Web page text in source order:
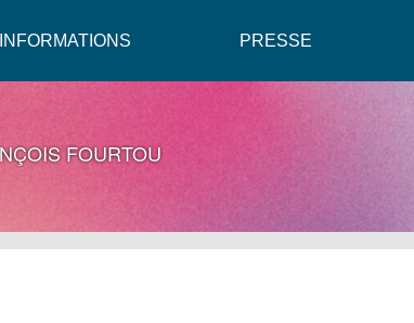
INFORMATIONS PRESSE
FOURTOU